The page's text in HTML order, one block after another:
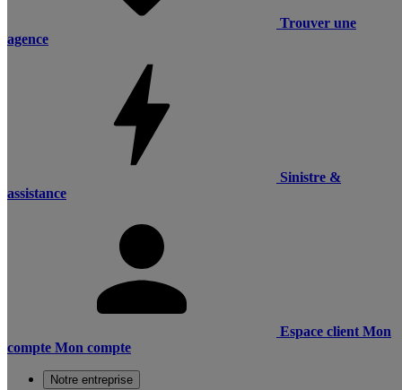
Trouver une
agence
Sinistre &
assistance
Espace client Mon
compte Mon compte
Notre entreprise